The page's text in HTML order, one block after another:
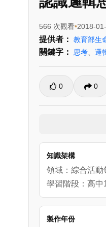
566 次觀看 2018-
提供者： 教育部生
關鍵字： 思考 邏
0 0
知識架構
領域：綜合活動
學習階段：高中
製作年份